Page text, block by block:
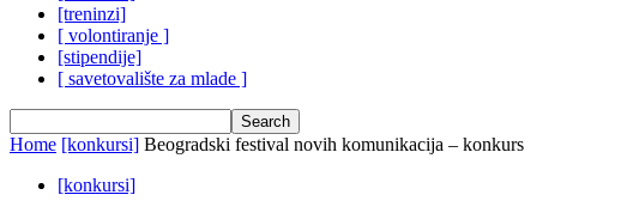
[treninzi]
[ volontiranje ]
[stipendije]
[ savetovalište za mlade ]
Home [konkursi] Beogradski festival novih komunikacija – konkurs
[konkursi]